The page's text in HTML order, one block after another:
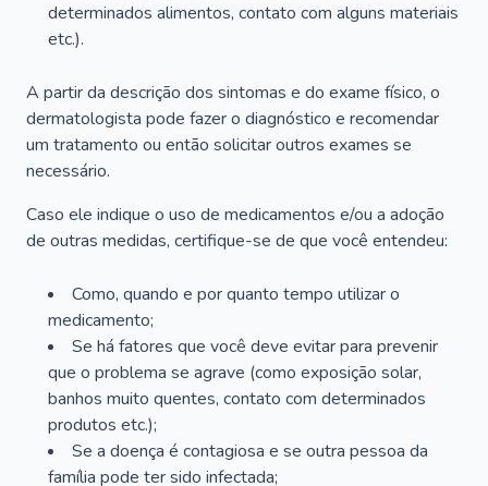
determinados alimentos, contato com alguns materiais
etc.).
A partir da descrição dos sintomas e do exame físico, o
dermatologista pode fazer o diagnóstico e recomendar
um tratamento ou então solicitar outros exames se
necessário.
Caso ele indique o uso de medicamentos e/ou a adoção
de outras medidas, certifique-se de que você entendeu:
Como, quando e por quanto tempo utilizar o
medicamento;
Se há fatores que você deve evitar para prevenir
que o problema se agrave (como exposição solar,
banhos muito quentes, contato com determinados
produtos etc.);
Se a doença é contagiosa e se outra pessoa da
família pode ter sido infectada;